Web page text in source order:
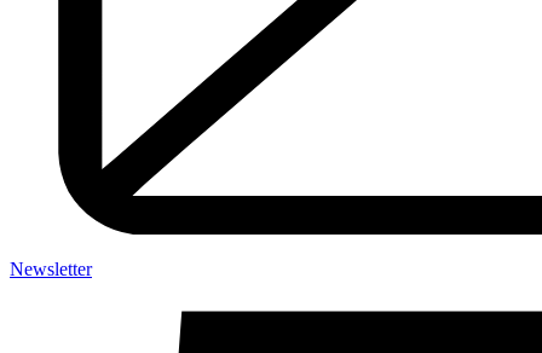
Newsletter